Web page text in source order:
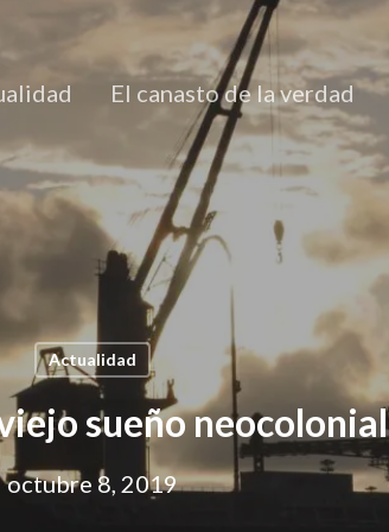
El canasto de la verdad
Actualidad
sueño neocolonial
octubre 8, 2019